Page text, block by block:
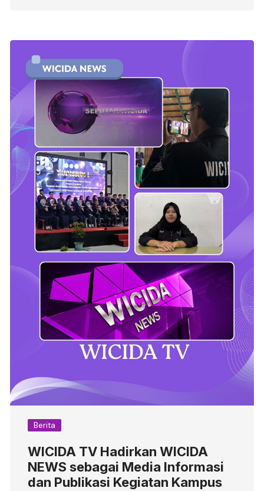
Berita
WICIDA TV Hadirkan WICIDA
NEWS sebagai Media Informasi
dan Publikasi Kegiatan Kampus